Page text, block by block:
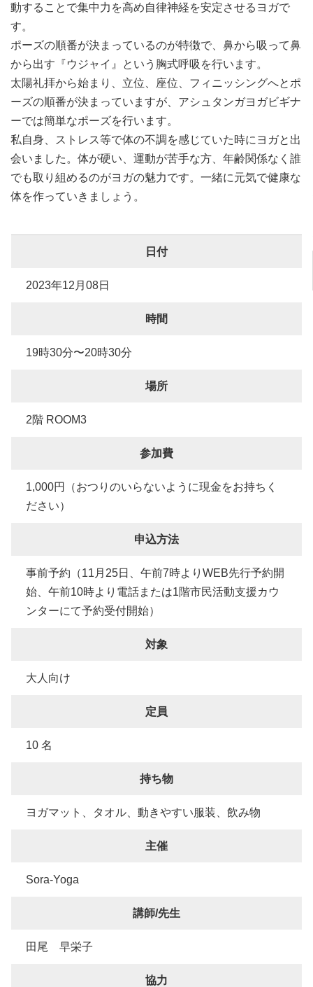
動することで集中力を高め自律神経を安定させるヨガで
す。
ポーズの順番が決まっているのが特徴で、鼻から吸って鼻
から出す『ウジャイ』という胸式呼吸を行います。
太陽礼拝から始まり、立位、座位、フィニッシングへとポ
ーズの順番が決まっていますが、アシュタンガヨガビギナ
ーでは簡単なポーズを行います。
私自身、ストレス等で体の不調を感じていた時にヨガと出
会いました。体が硬い、運動が苦手な方、年齢関係なく誰
でも取り組めるのがヨガの魅力です。一緒に元気で健康な
体を作っていきましょう。
日付
2023年12月08日
時間
19時30分〜20時30分
場所
2階 ROOM3
参加費
1,000円（おつりのいらないように現金をお持ちく
ださい）
申込方法
事前予約（11月25日、午前7時よりWEB先行予約開
始、午前10時より電話または1階市民活動支援カウ
ンターにて予約受付開始）
対象
大人向け
定員
10 名
持ち物
ヨガマット、タオル、動きやすい服装、飲み物
主催
Sora-Yoga
講師/先生
田尾 早栄子
協力